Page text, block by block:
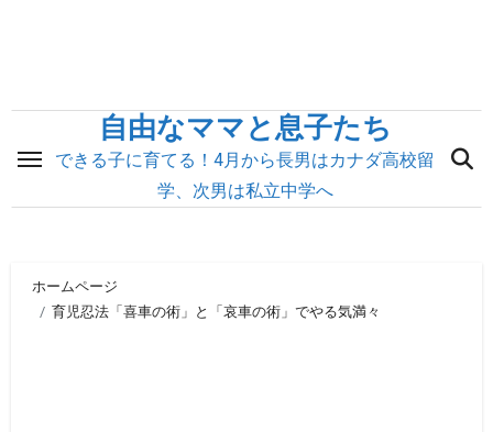
ス
自由なママと息子たち
できる子に育てる！4月から長男はカナダ高校留
学、次男は私立中学へ
ホームページ
育児忍法「喜車の術」と「哀車の術」でやる気満々